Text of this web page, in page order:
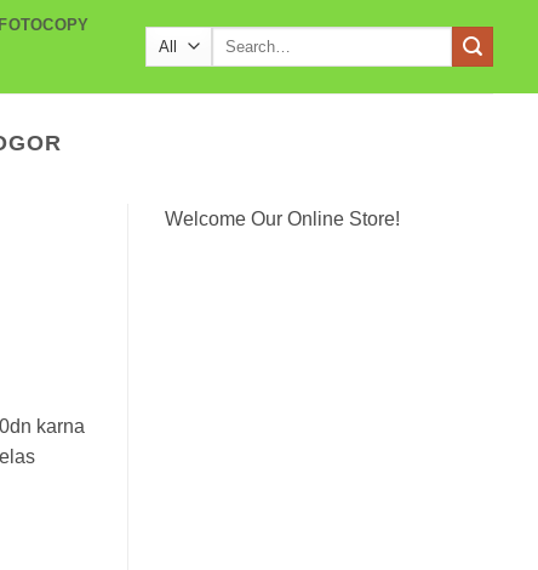
Search
karna
Welcome Our Online Store!